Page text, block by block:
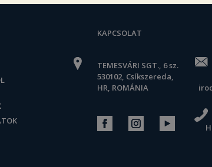
KAPCSOLAT
TEMESVÁRI SGT., 6 sz.
530102, Csíkszereda,
HR, ROMÁNIA